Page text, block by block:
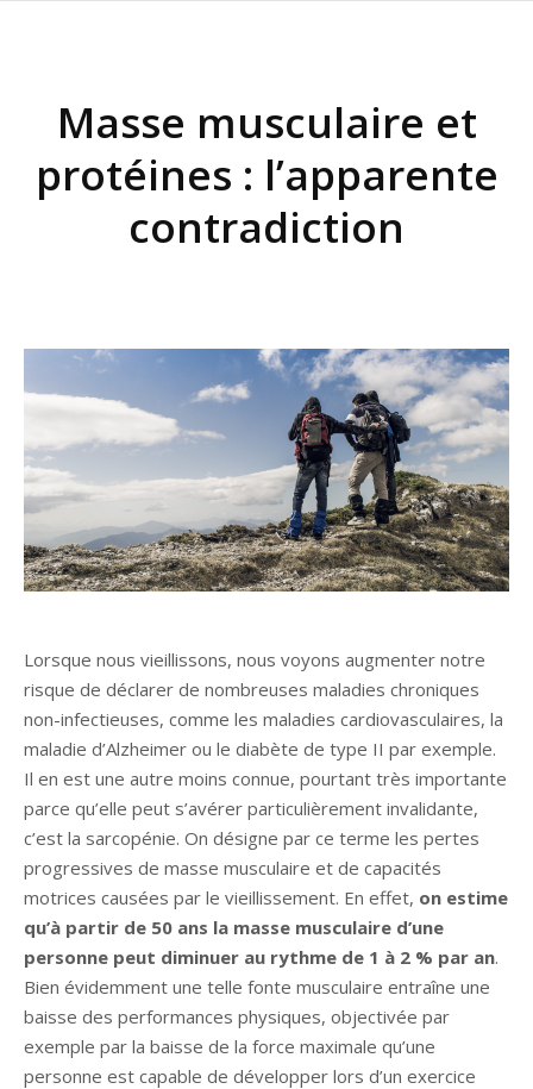
Masse musculaire et
protéines : l’apparente
contradiction
Lorsque nous vieillissons, nous voyons augmenter notre
risque de déclarer de nombreuses maladies chroniques
non-infectieuses, comme les maladies cardiovasculaires, la
maladie d’Alzheimer ou le diabète de type II par exemple.
Il en est une autre moins connue, pourtant très importante
parce qu’elle peut s’avérer particulièrement invalidante,
c’est la sarcopénie. On désigne par ce terme les pertes
progressives de masse musculaire et de capacités
motrices causées par le vieillissement. En effet, on estime
qu’à partir de 50 ans la masse musculaire d’une
personne peut diminuer au rythme de 1 à 2 % par an.
Bien évidemment une telle fonte musculaire entraîne une
baisse des performances physiques, objectivée par
exemple par la baisse de la force maximale qu’une
personne est capable de développer lors d’un exercice